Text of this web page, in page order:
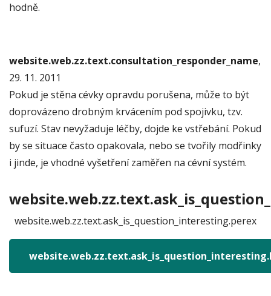
hodně.
website.web.zz.text.consultation_responder_name,
29. 11. 2011
Pokud je stěna cévky opravdu porušena, může to být
doprovázeno drobným krvácením pod spojivku, tzv.
sufuzí. Stav nevyžaduje léčby, dojde ke vstřebání. Pokud
by se situace často opakovala, nebo se tvořily modřinky
i jinde, je vhodné vyšetření zaměřen na cévní systém.
website.web.zz.text.ask_is_question_interesting.perex